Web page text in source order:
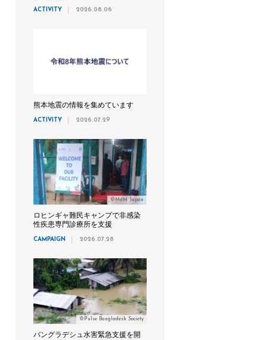
ACTIVITY 2026.08.06
熊本地震の情報を集めています
ACTIVITY 2026.07.29
©MdM Japan
ロヒンギャ難民キャンプで非感染
性疾患専門診療所を支援
CAMPAIGN 2026.07.28
©Pulse Bangladesh Society
バングラデシュ水害緊急支援を開